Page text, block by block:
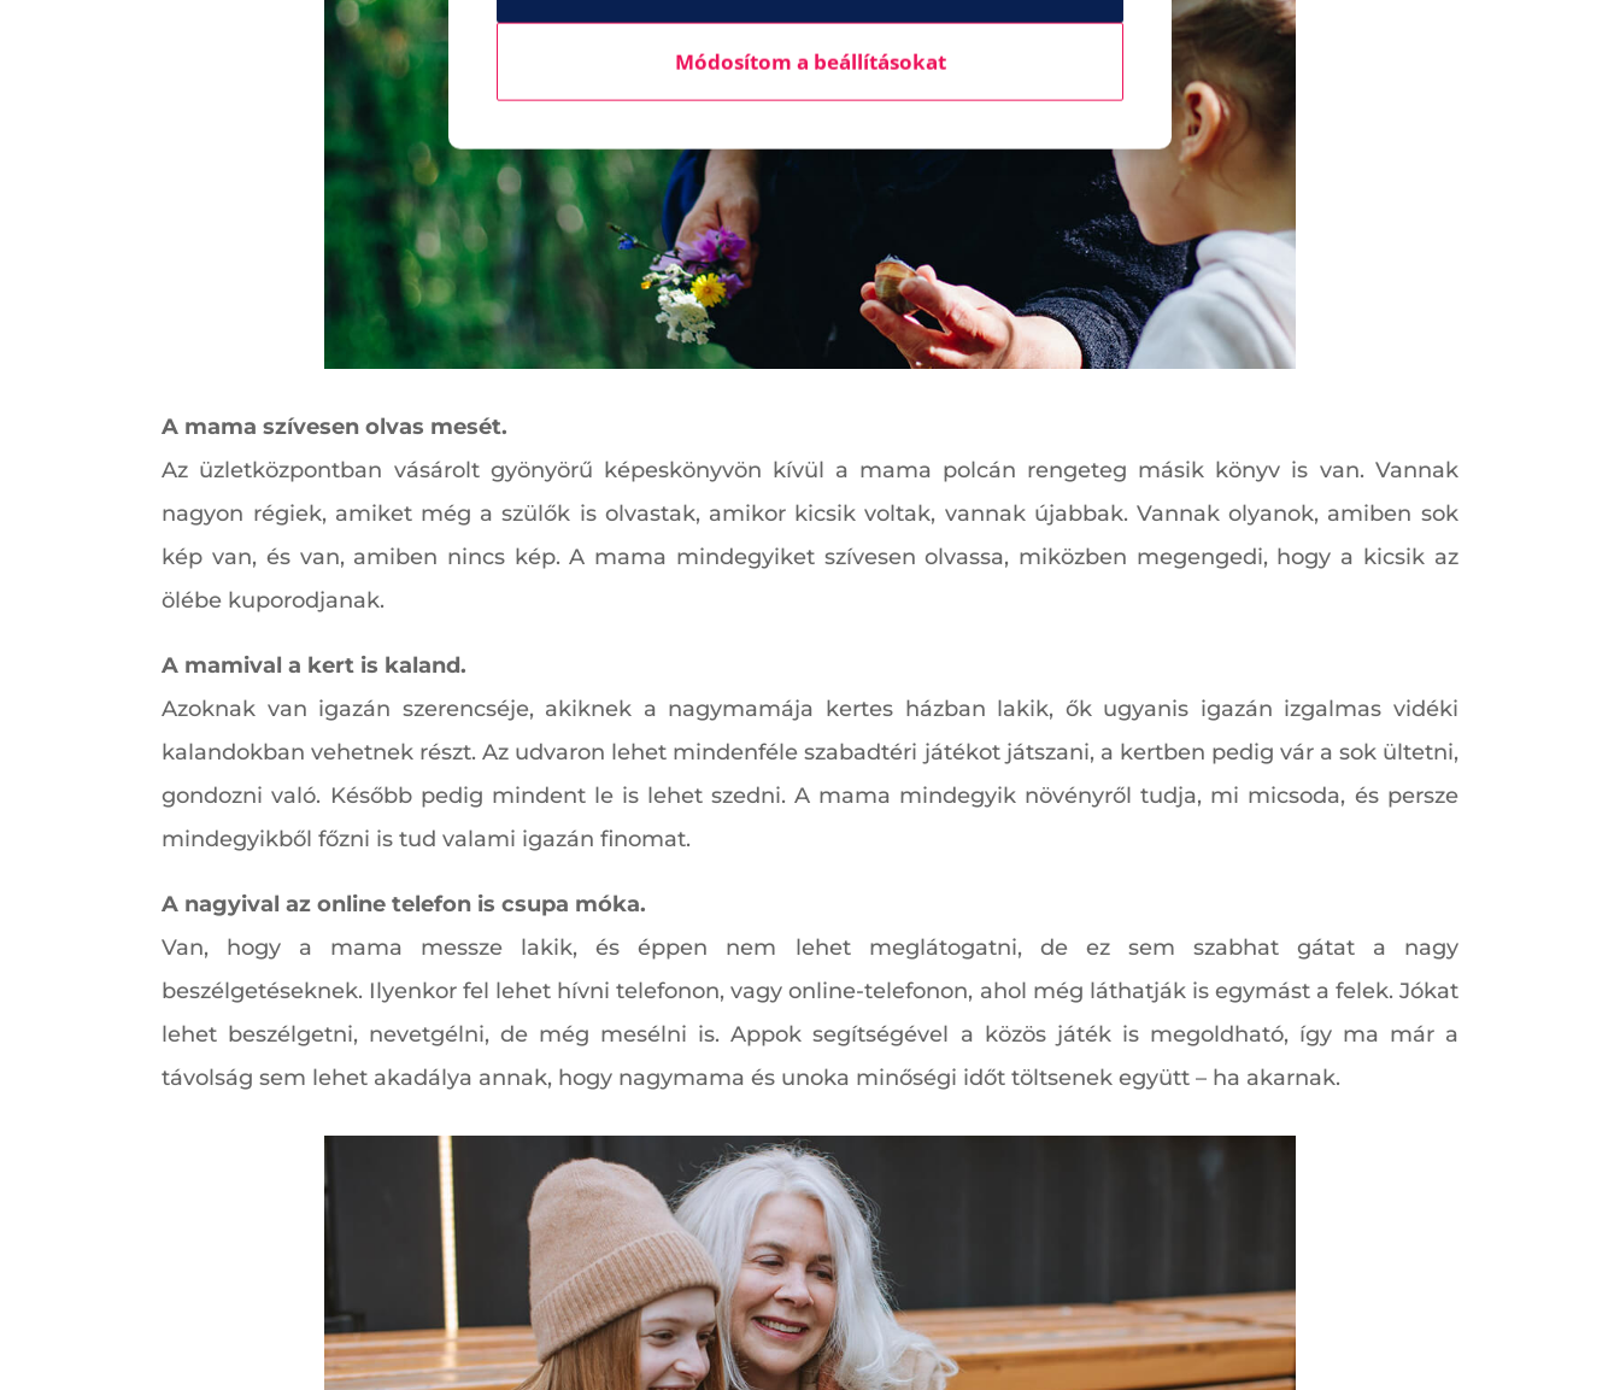
A mama szívesen olvas mesét.
Az üzletközpontban vásárolt gyönyörű képeskönyvön kívül a mama polcán rengeteg másik könyv is van. Vannak
nagyon régiek, amiket még a szülők is olvastak, amikor kicsik voltak, vannak újabbak. Vannak olyanok, amiben sok
kép van, és van, amiben nincs kép. A mama mindegyiket szívesen olvassa, miközben megengedi, hogy a kicsik az
ölébe kuporodjanak.
A mamival a kert is kaland.
Azoknak van igazán szerencséje, akiknek a nagymamája kertes házban lakik, ők ugyanis igazán izgalmas vidéki
kalandokban vehetnek részt. Az udvaron lehet mindenféle szabadtéri játékot játszani, a kertben pedig vár a sok ültetni,
gondozni való. Később pedig mindent le is lehet szedni. A mama mindegyik növényről tudja, mi micsoda, és persze
mindegyikből főzni is tud valami igazán finomat.
A nagyival az online telefon is csupa móka.
Van, hogy a mama messze lakik, és éppen nem lehet meglátogatni, de ez sem szabhat gátat a nagy
beszélgetéseknek. Ilyenkor fel lehet hívni telefonon, vagy online-telefonon, ahol még láthatják is egymást a felek. Jókat
lehet beszélgetni, nevetgélni, de még mesélni is. Appok segítségével a közös játék is megoldható, így ma már a
távolság sem lehet akadálya annak, hogy nagymama és unoka minőségi időt töltsenek együtt – ha akarnak.
Módosítom a beállításokat